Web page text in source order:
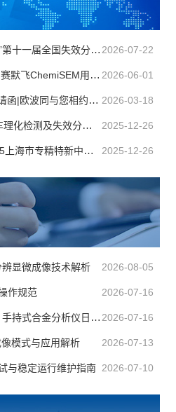
2026-07-22
全国失效分析赛圆满落幕
2026-06-01
用户会成功举办
2026-03-18
|欧波同与您相约上海
2025-12-26
分析技术交流会圆满落幕！
2025-12-26
市专精特新中小企业
2026-08-05
显微成像技术解析
2026-07-16
作规范
2026-07-16
金分析仪日常养护技巧
2026-07-13
模式与应用解析
2026-07-10
与稳定运行维护指南